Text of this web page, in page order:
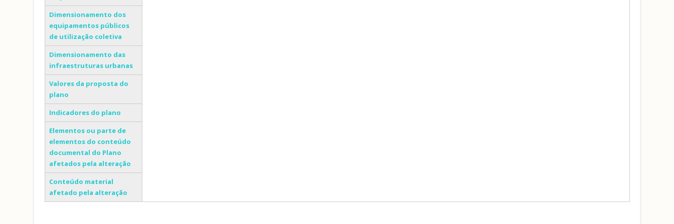
Dimensionamento dos
equipamentos públicos
de utilização coletiva
Dimensionamento das
infraestruturas urbanas
Valores da proposta do
plano
Indicadores do plano
Elementos ou parte de
elementos do conteúdo
documental do Plano
afetados pela alteração
Conteúdo material
afetado pela alteração